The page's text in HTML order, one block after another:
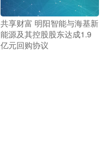
​共享财富 明阳智能与海基新
能源及其控股股东达成1.9
亿元回购协议